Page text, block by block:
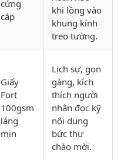
cứng
cáp
khi lồng vào
khung kính
treo tường.
Giấy
Fort
100gsm
láng
mịn
Lịch sự, gọn
gàng, kích
thích người
nhận đọc kỹ
nội dung
bức thư
chào mời.